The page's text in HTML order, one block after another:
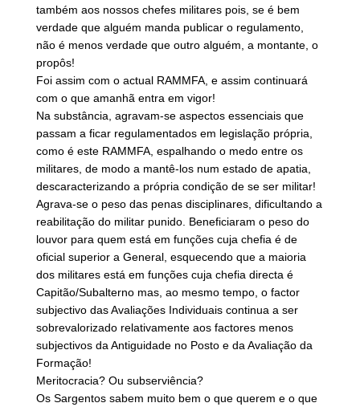
também aos nossos chefes militares pois, se é bem
verdade que alguém manda publicar o regulamento,
não é menos verdade que outro alguém, a montante, o
propôs!
Foi assim com o actual RAMMFA, e assim continuará
com o que amanhã entra em vigor!
Na substância, agravam-se aspectos essenciais que
passam a ficar regulamentados em legislação própria,
como é este RAMMFA, espalhando o medo entre os
militares, de modo a mantê-los num estado de apatia,
descaracterizando a própria condição de se ser militar!
Agrava-se o peso das penas disciplinares, dificultando a
reabilitação do militar punido. Beneficiaram o peso do
louvor para quem está em funções cuja chefia é de
oficial superior a General, esquecendo que a maioria
dos militares está em funções cuja chefia directa é
Capitão/Subalterno mas, ao mesmo tempo, o factor
subjectivo das Avaliações Individuais continua a ser
sobrevalorizado relativamente aos factores menos
subjectivos da Antiguidade no Posto e da Avaliação da
Formação!
Meritocracia? Ou subserviência?
Os Sargentos sabem muito bem o que querem e o que